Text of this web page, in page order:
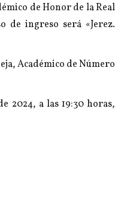
de Honor de la Real
de ingreso será «Jerez.
Académico de Número
2024, a las 19:30 horas,